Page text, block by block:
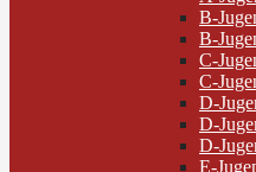
B-
B-
C-
C-
D-
D-
D-
E-